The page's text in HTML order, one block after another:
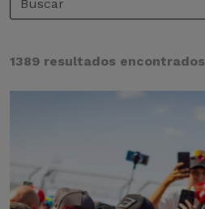
1389 resultados encontrados